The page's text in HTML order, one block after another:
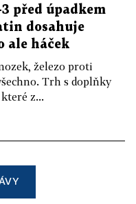
před úpadkem
dosahuje
ale háček
železo proti
Trh s doplňky
z...